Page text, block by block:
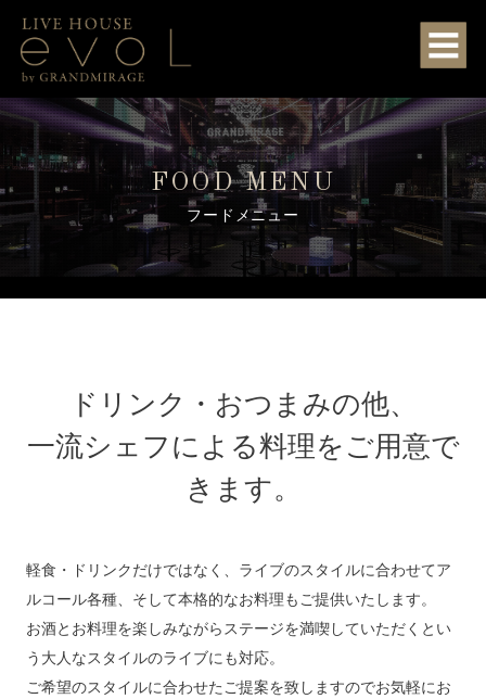
FOOD MENU
フードメニュー
ドリンク・おつまみの他、
一流シェフによる料理をご用意で
きます。
軽食・ドリンクだけではなく、ライブのスタイルに合わせてア
ルコール各種、そして本格的なお料理もご提供いたします。
お酒とお料理を楽しみながらステージを満喫していただくとい
う大人なスタイルのライブにも対応。
ご希望のスタイルに合わせたご提案を致しますのでお気軽にお